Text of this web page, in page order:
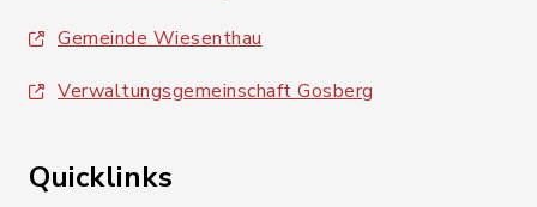
Gemeinde Wiesenthau
Verwaltungsgemeinschaft Gosberg
Quicklinks